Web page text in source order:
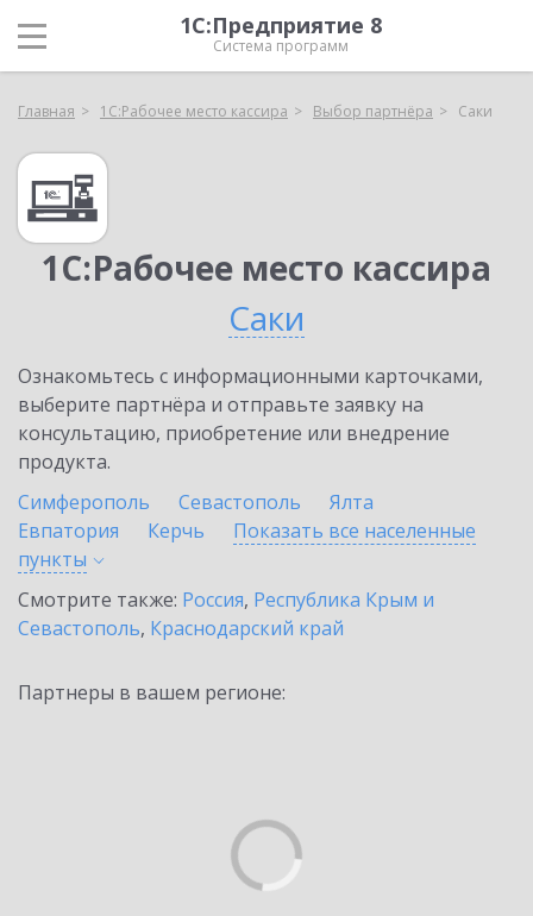
1С:Предприятие 8
Система программ
Главная 1С:Рабочее место кассира Выбор партнёра Саки
1С:Рабочее место кассира
Саки
Ознакомьтесь с информационными карточками,
выберите партнёра и отправьте заявку на
консультацию, приобретение или внедрение
продукта.
Симферополь
Севастополь
Ялта
Евпатория
Керчь
Показать все населенные
пункты
Смотрите также: Россия, Республика Крым и
Севастополь, Краснодарский край
Партнеры в вашем регионе: